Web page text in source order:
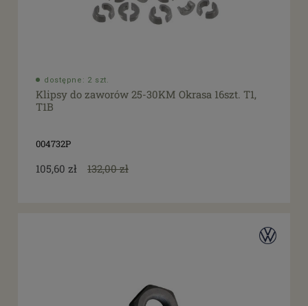
dostępne: 2 szt.
Klipsy do zaworów 25-30KM Okrasa 16szt. T1,
T1B
004732P
105,60 zł 132,00 zł